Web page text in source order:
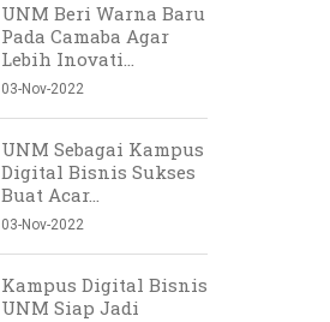
UNM Beri Warna Baru
Pada Camaba Agar
Lebih Inovati...
03-Nov-2022
UNM Sebagai Kampus
Digital Bisnis Sukses
Buat Acar...
03-Nov-2022
Kampus Digital Bisnis
UNM Siap Jadi